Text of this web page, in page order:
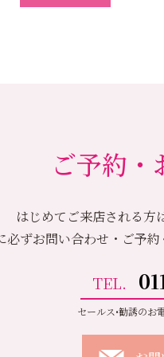
ご予約
はじめてご来店される方
必ずお問い合わせ・ご予
TEL.
セールス•勧誘のお